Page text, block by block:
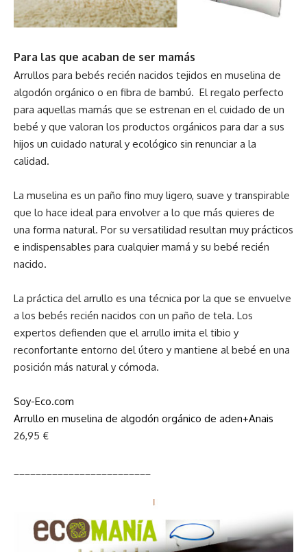
Para las que acaban de ser mamás
Arrullos para bebés recién nacidos tejidos en muselina de
algodón orgánico o en fibra de bambú. El regalo perfecto
para aquellas mamás que se estrenan en el cuidado de un
bebé y que valoran los productos orgánicos para dar a sus
hijos un cuidado natural y ecológico sin renunciar a la
calidad.
La muselina es un paño fino muy ligero, suave y transpirable
que lo hace ideal para envolver a lo que más quieres de
una forma natural. Por su versatilidad resultan muy prácticos
e indispensables para cualquier mamá y su bebé recién
nacido.
La práctica del arrullo es una técnica por la que se envuelve
a los bebés recién nacidos con un paño de tela. Los
expertos defienden que el arrullo imita el tibio y
reconfortante entorno del útero y mantiene al bebé en una
posición más natural y cómoda.
Soy-Eco.com
Arrullo en muselina de algodón orgánico de aden+Anais
26,95 €